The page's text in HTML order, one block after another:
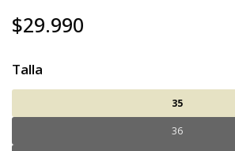
$29.990
Talla
35
36